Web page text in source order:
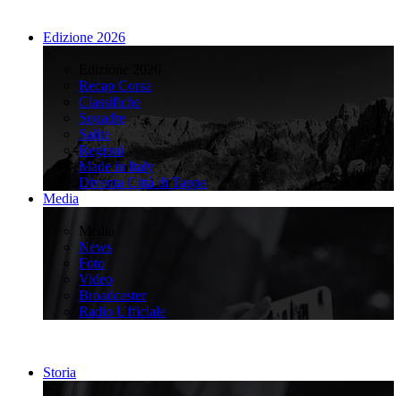
Edizione 2026
Recap Corsa
Classifiche
Squadre
Salite
Regioni
Made in Italy
Diventa Città di Tappa
Media
Media
News
Foto
Video
Broadcaster
Radio Ufficiale
Storia